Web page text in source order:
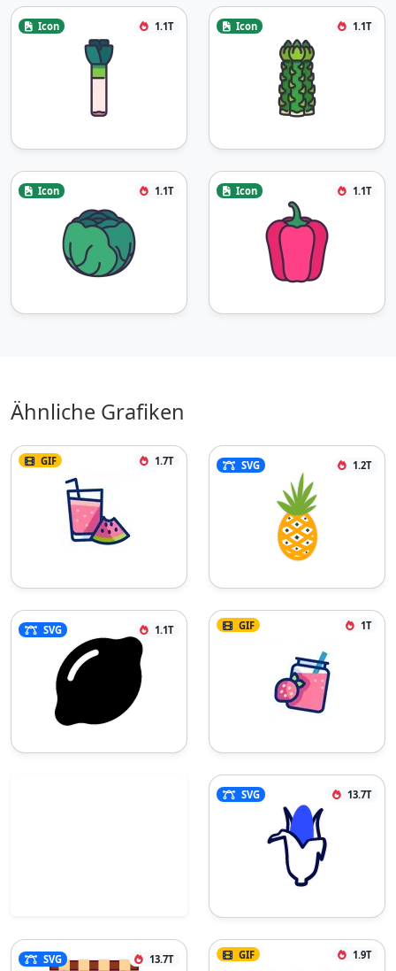
Icon 1.1T Icon 1.1T
Icon 1.1T Icon 1.1T
Ähnliche Grafiken
GIF 1.7T SVG 1.2T
SVG 1.1T GIF 1T
SVG 13.7T
SVG 13.7T GIF 1.9T